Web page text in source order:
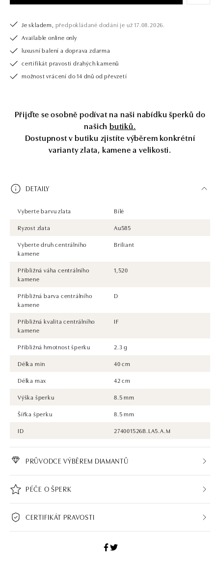
Je skladem, předpokládané dodání je už 17.08.2026.
Available online only
luxusní balení a doprava zdarma
certifikát pravosti drahých kamenů
možnost vrácení do 14 dnů od převzetí
Přijďte se osobně podívat na naši nabídku šperků do
našich butiků.
Dostupnost v butiku zjistíte výběrem konkrétní
varianty zlata, kamene a velikosti.
DETAILY
Vyberte barvu zlata
Bílé
Ryzost zlata
Au585
Vyberte druh centrálního
kamene
Briliant
Přibližná váha centrálního
kamene
1,520
Přibližná barva centrálního
kamene
D
Přibližná kvalita centrálního
kamene
IF
Přibližná hmotnost šperku
2.3 g
Délka min
40 cm
Délka max
42 cm
Výška šperku
8.5 mm
Šířka šperku
8.5 mm
ID
274001526B.LA5.A.M
PRŮVODCE VÝBĚREM DIAMANTŮ
PÉČE O ŠPERK
CERTIFIKÁT PRAVOSTI